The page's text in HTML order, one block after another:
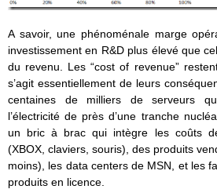
A savoir, une phénoménale marge
investissement en R&D plus élevé que
du revenu. Les “cost of revenue”
s’agit essentiellement de leurs
centaines de milliers de serveurs
l’électricité de près d’une tranche
un bric à brac qui intègre les coûts
(XBOX, claviers, souris), des produits
moins), les data centers de MSN, et les
produits en licence.